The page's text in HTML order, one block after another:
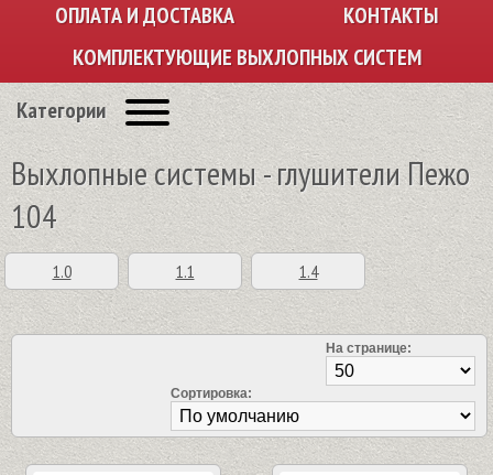
ОПЛАТА И ДОСТАВКА
КОНТАКТЫ
КОМПЛЕКТУЮЩИЕ ВЫХЛОПНЫХ СИСТЕМ
Категории
Выхлопные системы - глушители Пежо
104
1.0 1.1 1.4
На странице:
Сортировка: